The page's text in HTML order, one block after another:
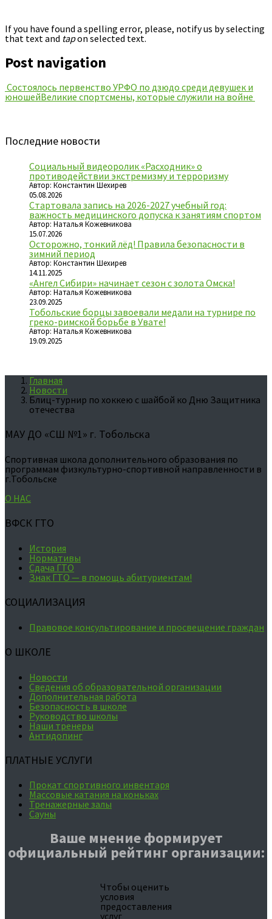
If you have found a spelling error, please, notify us by selecting
that text and tapon selected text.
Post navigation
Состоялось первенство УРФО по дзюдо среди девушек и
юношейВеликие спортсмены, которые служили на войне
Последние новости
Социальный видеоролик «Расходник» о
противодействии экстремизму и терроризму
Автор: Константин Шехирев
05.08.2026
Стартовала запись на 2026-2027 учебный год:
важность медицинского допуска к занятиям спортом
Автор: Наталья Кожевникова
15.07.2026
Осторожно, тонкий лёд! Правила безопасности в
зимний период
Автор: Константин Шехирев
14.11.2025
«Ангел Сибири» начинает сезон с золота Омска!
Автор: Наталья Кожевникова
23.09.2025
Тобольские борцы завоевали медали на турнире по
греко-римской борьбе в Увате!
Автор: Наталья Кожевникова
19.09.2025
Главная
Новости
Блиц-турнир по хоккею с шайбой ко Дню Защитника
отечества
МАУ ДО «СШ №1» г. Тобольска
Спортивная школа дополнительного образования по
программам физкультурно-спортивной направленности в
г.Тобольске
О НАС
ВФСК ГТО
История
Нормативы
Сдача ГТО
Знак ГТО — в помощь абитуриентам!
СОЦИАЛИЗАЦИЯ
Правовое консультирование и просвещение граждан
О ШКОЛЕ
Новости
Сведения об образовательной организации
Дополнительная работа
Безопасность в школе
Руководство школы
Наши тренеры
Антидопинг
ПЛАТНЫЕ УСЛУГИ
Прокат спортивного инвентаря
Массовые катания на коньках
Тренажерные залы
Сауны
Ваше мнение формирует
официальный рейтинг организации:
Чтобы оценить
условия
предоставления
услуг